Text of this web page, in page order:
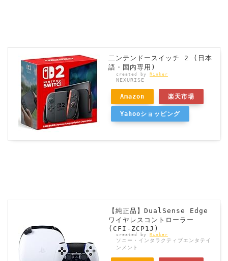
二ンテンドースイッチ 2 (日本
語・国内専用)
created by Rinker
NEXURISE
Amazon 楽天市場
Yahooショッピング
【純正品】DualSense Edge
ワイヤレスコントローラー
(CFI-ZCP1J)
created by Rinker
ソニー・インタラクティブエンタテイ
ンメント